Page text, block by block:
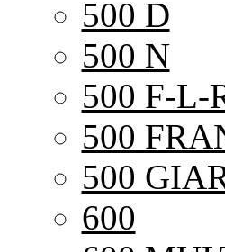
500 D
500 N
500 F-L-
500
500
600